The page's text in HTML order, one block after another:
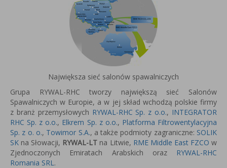
Największa sieć salonów spawalniczych
Grupa RYWAL-RHC tworzy największą sieć Salonów
Spawalniczych w Europie, a w jej skład wchodzą polskie firmy
z branż przemysłowych RYWAL-RHC Sp. z o.o., INTEGRATOR
RHC Sp. z o.o., Elkrem Sp. z o.o., Platforma Filtrowentylacyjna
Sp. z o. o., Towimor S.A., a także podmioty zagraniczne: SOLIK
SK na Słowacji, RYWAL-LT na Litwie, RME Middle East FZCO w
Zjednoczonych Emiratach Arabskich oraz RYWAL-RHC
Romania SRL.